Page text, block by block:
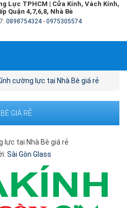
Lực TPHCM | Cửa Kính, Vách Kính,
Quận 4,7,6,8, Nhà Bè
0898754324- 0975305574
cường lực tại Nhà Bè giá rẻ
GIÁ RẺ
Sài Gòn Glass